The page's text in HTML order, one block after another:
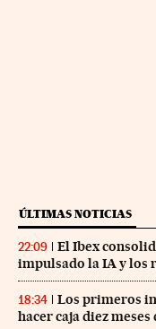
ÚLTIMAS NOTICIAS
22:09
El Ibex
impulsado la IA y los
18:34
Los primeros
hacer caja diez meses